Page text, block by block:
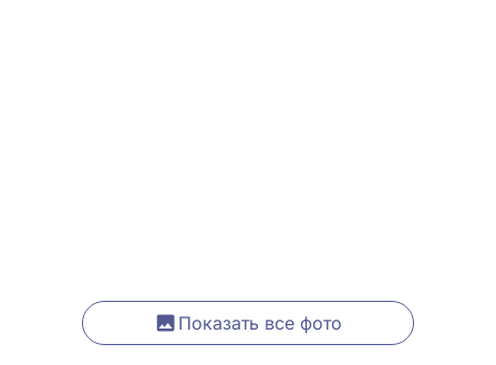
Показать все фото